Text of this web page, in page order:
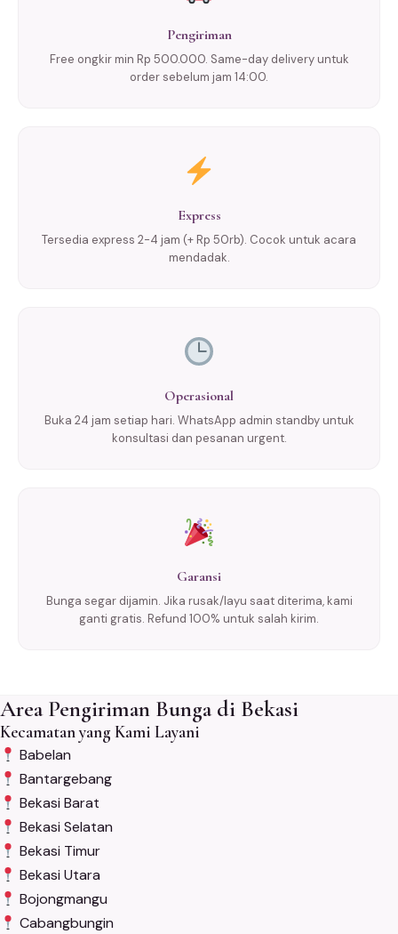
Pengiriman
Free ongkir min Rp 500.000. Same-day delivery untuk
order sebelum jam 14:00.
Express
Tersedia express 2-4 jam (+ Rp 50rb). Cocok untuk acara
mendadak.
Operasional
Buka 24 jam setiap hari. WhatsApp admin standby untuk
konsultasi dan pesanan urgent.
Garansi
Bunga segar dijamin. Jika rusak/layu saat diterima, kami
ganti gratis. Refund 100% untuk salah kirim.
Area Pengiriman Bunga di Bekasi
Kecamatan yang Kami Layani
Babelan
Bantargebang
Bekasi Barat
Bekasi Selatan
Bekasi Timur
Bekasi Utara
Bojongmangu
Cabangbungin